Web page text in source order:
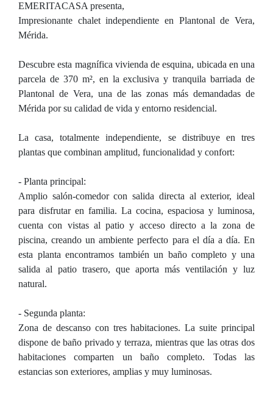
EMERITACASA presenta,
Impresionante chalet independiente en Plantonal de Vera,
Mérida.
Descubre esta magnífica vivienda de esquina, ubicada en una
parcela de 370 m², en la exclusiva y tranquila barriada de
Plantonal de Vera, una de las zonas más demandadas de
Mérida por su calidad de vida y entorno residencial.
La casa, totalmente independiente, se distribuye en tres
plantas que combinan amplitud, funcionalidad y confort:
- Planta principal:
Amplio salón-comedor con salida directa al exterior, ideal
para disfrutar en familia. La cocina, espaciosa y luminosa,
cuenta con vistas al patio y acceso directo a la zona de
piscina, creando un ambiente perfecto para el día a día. En
esta planta encontramos también un baño completo y una
salida al patio trasero, que aporta más ventilación y luz
natural.
- Segunda planta:
Zona de descanso con tres habitaciones. La suite principal
dispone de baño privado y terraza, mientras que las otras dos
habitaciones comparten un baño completo. Todas las
estancias son exteriores, amplias y muy luminosas.